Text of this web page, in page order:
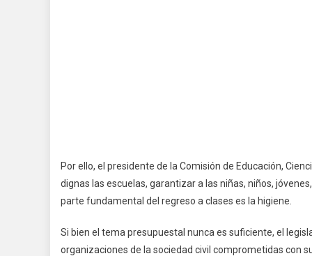
Por ello, el presidente de la Comisión de Educación,
dignas las escuelas, garantizar a las niñas, niños,
parte fundamental del regreso a clases es la higiene.
Si bien el tema presupuestal nunca es suficiente, el
organizaciones de la sociedad civil comprometidas con